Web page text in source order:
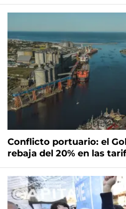
Conflicto portuario: el
rebaja del 20% en las